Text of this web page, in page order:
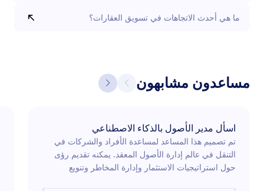
ما هي أحدث الاتجاهات في تسويق العقارات؟
مساعدون مشابهون
اسأل مدير الأصول بالذكاء الاصطناعي
تم تصميم هذا المساعد لمساعدة الأفراد والشركات في
التنقل في عالم إدارة الأصول المعقد. يمكنه تقديم رؤى
حول استراتيجيات الاستثمار وإدارة المخاطر وتنويع